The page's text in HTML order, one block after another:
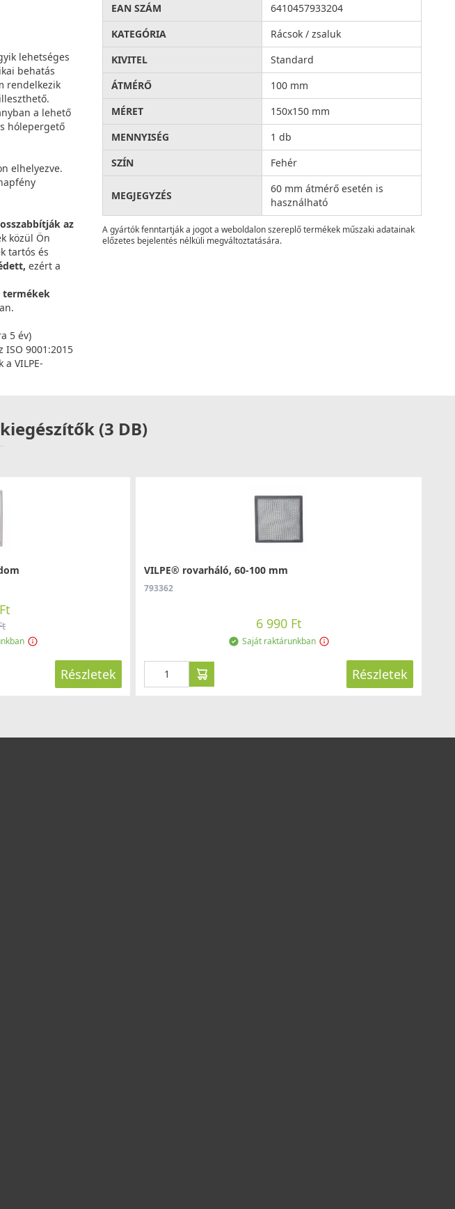
lehetséges
behatás
rendelkezik
a lehető
hólepergető
elhelyezve.
az
közül Ön
tartós és
ezért a
5 év)
9001:2015
VILPE-
EAN SZÁM
6410457933204
KATEGÓRIA
Rácsok / zsaluk
KIVITEL
Standard
ÁTMÉRŐ
100 mm
MÉRET
150x150 mm
MENNYISÉG
1 db
SZÍN
Fehér
MEGJEGYZÉS
60 mm átmérő esetén is
használható
A gyártók fenntartják a jogot a weboldalon szereplő termékek műszaki adatainak
előzetes bejelentés nélküli megváltoztatására.
(3 DB)
Részletek
VILPE® rovarháló, 60-100 mm
793362
6 990 Ft
Saját raktárunkban
Részletek